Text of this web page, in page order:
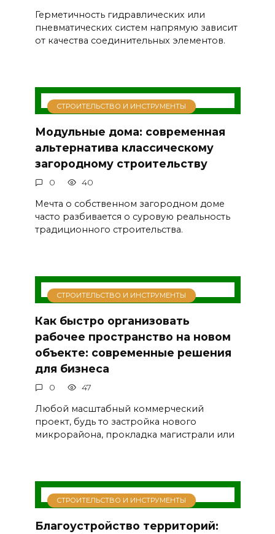
Герметичность гидравлических или
пневматических систем напрямую зависит
от качества соединительных элементов.
СТРОИТЕЛЬСТВО И ИНСТРУМЕНТЫ
Модульные дома: современная
альтернатива классическому
загородному строительству
0 40
Мечта о собственном загородном доме
часто разбивается о суровую реальность
традиционного строительства.
СТРОИТЕЛЬСТВО И ИНСТРУМЕНТЫ
Как быстро организовать
рабочее пространство на новом
объекте: современные решения
для бизнеса
0 47
Любой масштабный коммерческий
проект, будь то застройка нового
микрорайона, прокладка магистрали или
СТРОИТЕЛЬСТВО И ИНСТРУМЕНТЫ
Благоустройство территорий: